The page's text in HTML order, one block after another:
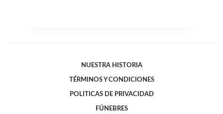
NUESTRA HISTORIA
TÉRMINOS Y CONDICIONES
POLITICAS DE PRIVACIDAD
FÚNEBRES